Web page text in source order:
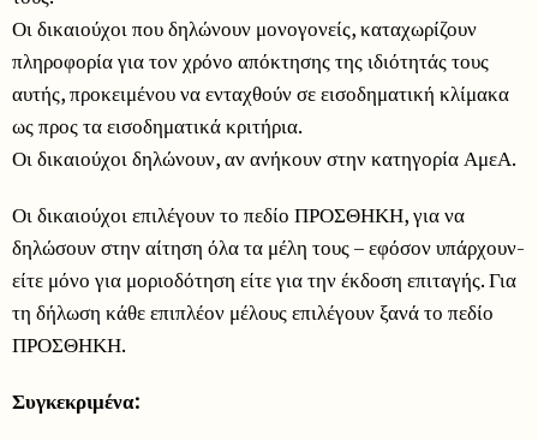
Οι δικαιούχοι που δηλώνουν μονογονείς, καταχωρίζουν
πληροφορία για τον χρόνο απόκτησης της ιδιότητάς τους
αυτής, προκειμένου να ενταχθούν σε εισοδηματική κλίμακα
ως προς τα εισοδηματικά κριτήρια.
Οι δικαιούχοι δηλώνουν, αν ανήκουν στην κατηγορία ΑμεΑ.
Οι δικαιούχοι επιλέγουν το πεδίο ΠΡΟΣΘΗΚΗ, για να
δηλώσουν στην αίτηση όλα τα μέλη τους – εφόσον υπάρχουν-
είτε μόνο για μοριοδότηση είτε για την έκδοση επιταγής. Για
τη δήλωση κάθε επιπλέον μέλους επιλέγουν ξανά το πεδίο
ΠΡΟΣΘΗΚΗ.
Συγκεκριμένα: